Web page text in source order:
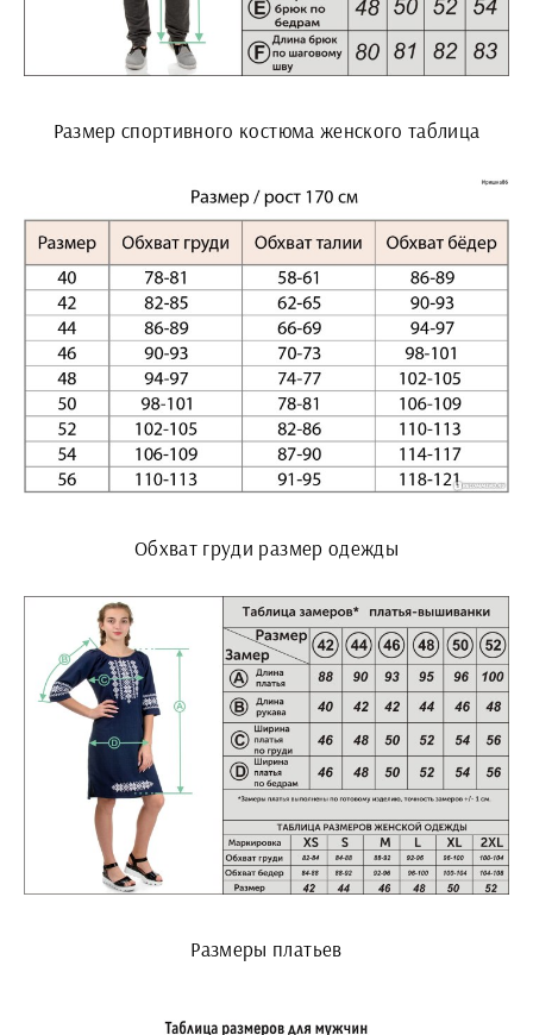
Размер спортивного костюма женского таблица
Обхват груди размер одежды
Размеры платьев